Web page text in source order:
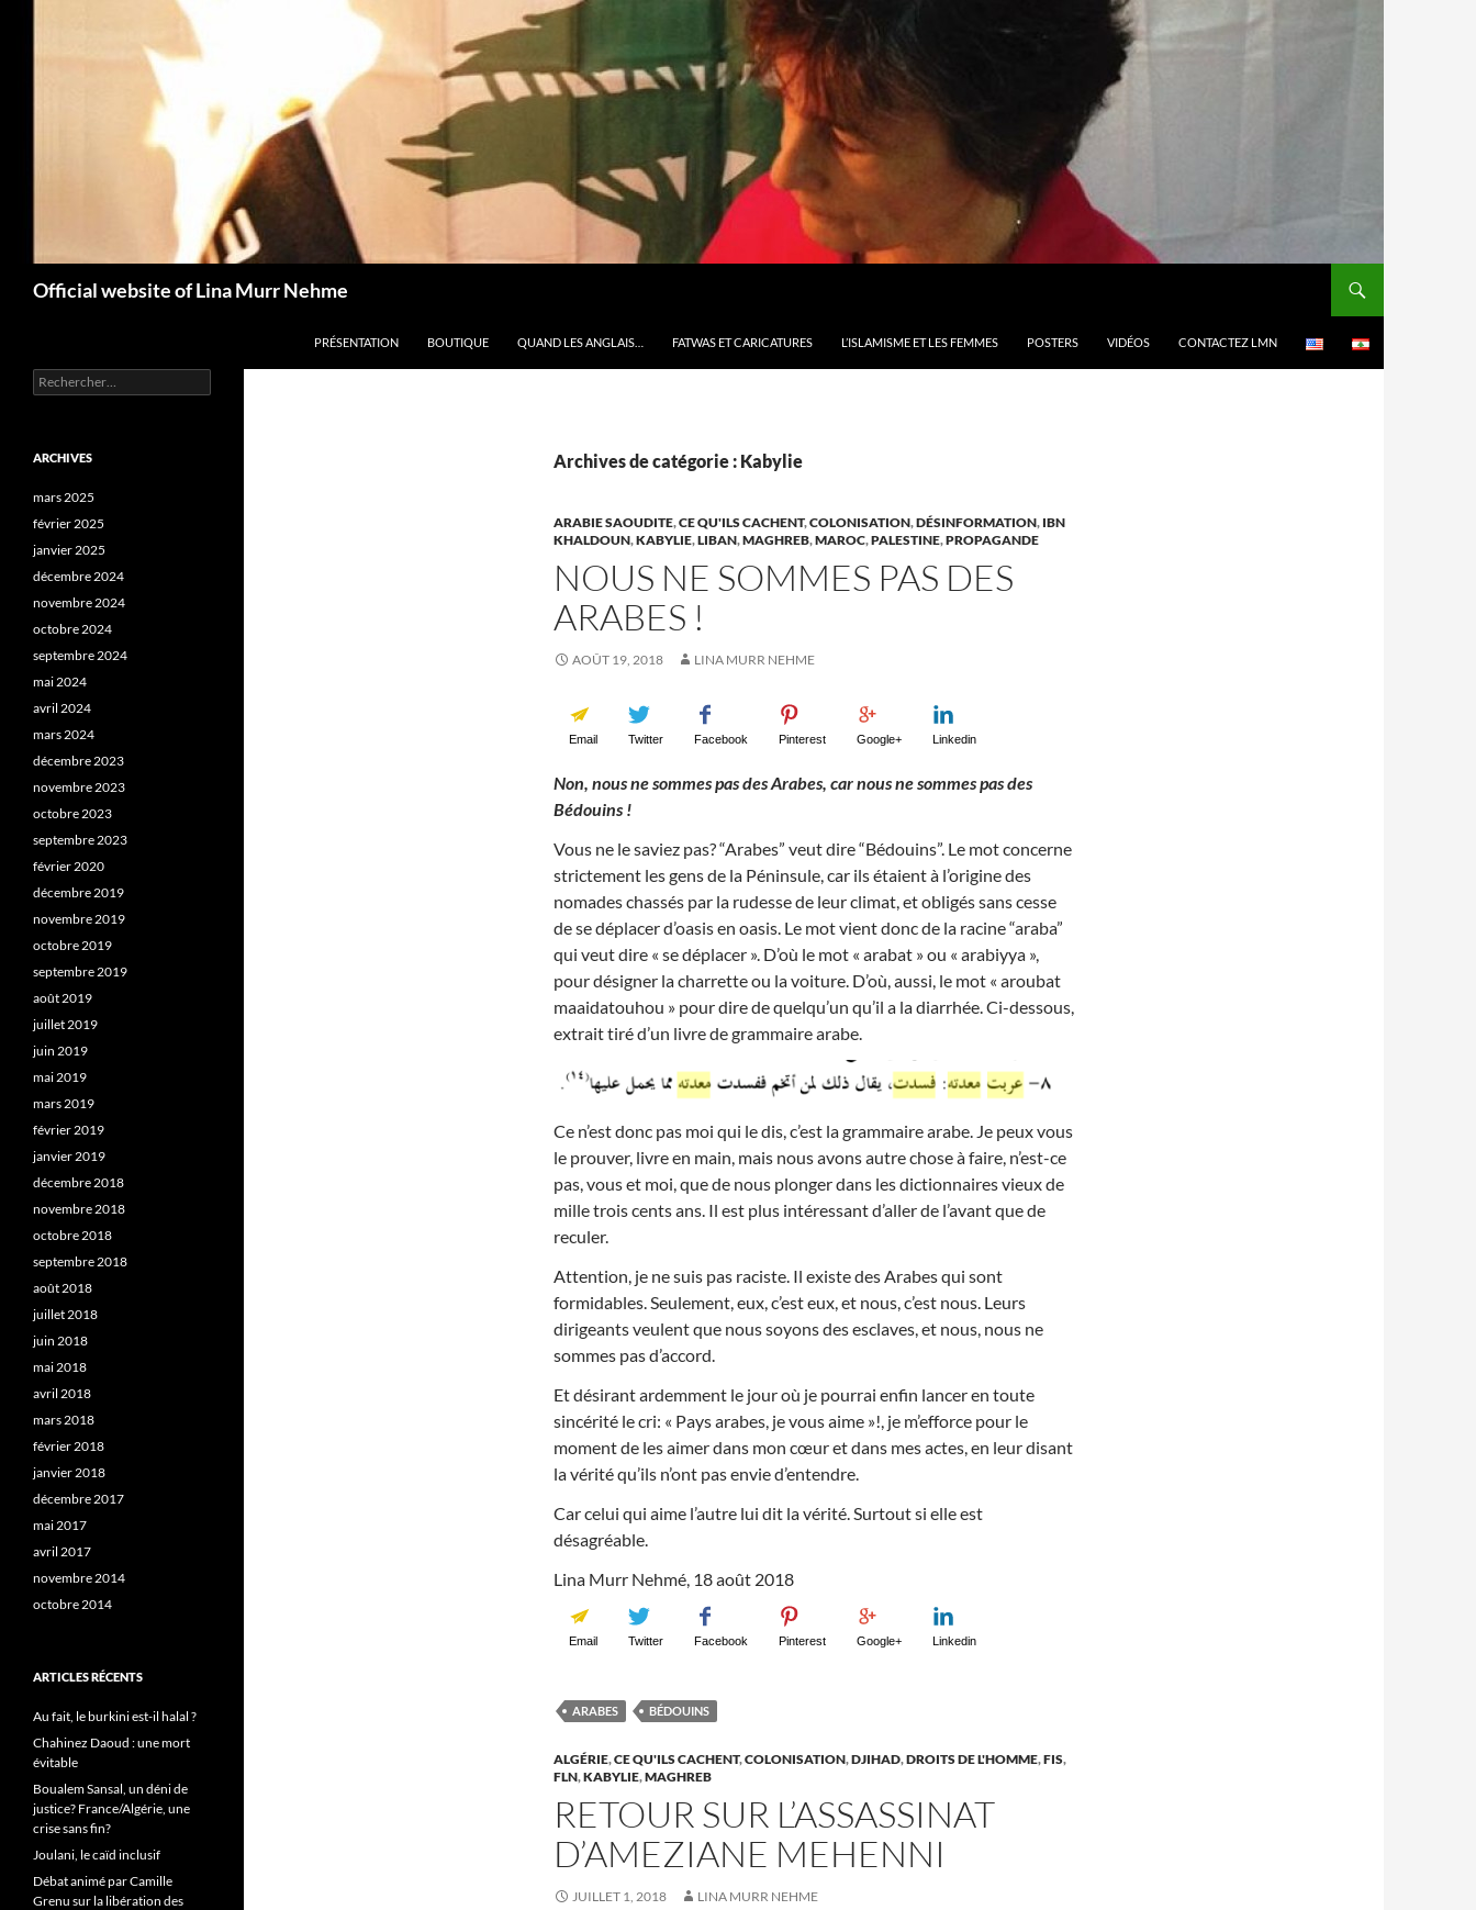
Official website of Lina Murr Nehme
PRÉSENTATION BOUTIQUE QUAND LES ANGLAIS… FATWAS ET CARICATURES L’ISLAMISME ET LES FEMMES POSTERS VIDÉOS CONTACTEZ LMN
Archives de catégorie : Kabylie
ARABIE SAOUDITE,CE QU'ILS CACHENT,COLONISATION,DÉSINFORMATION, IBN
KHALDOUN,KABYLIE,LIBAN,MAGHREB,MAROC,PALESTINE,PROPAGANDE
NOUS NE SOMMES PAS DES
ARABES !
AOÛT 19, 2018 LINA MURR NEHME
Email Twitter Facebook Pinterest Google+ Linkedin
Non, nous ne sommes pas des Arabes, car nous ne sommes pas des
Bédouins !
Vous ne le saviez pas? “Arabes” veut dire “Bédouins”. Le mot concerne
strictement les gens de la Péninsule, car ils étaient à l’origine des
nomades chassés par la rudesse de leur climat, et obligés sans cesse
de se déplacer d’oasis en oasis. Le mot vient donc de la racine “araba”
qui veut dire « se déplacer ». D’où le mot « arabat » ou « arabiyya »,
pour désigner la charrette ou la voiture. D’où, aussi, le mot « aroubat
maaidatouhou » pour dire de quelqu’un qu’il a la diarrhée. Ci-dessous,
extrait tiré d’un livre de grammaire arabe.
Ce n’est donc pas moi qui le dis, c’est la grammaire arabe. Je peux vous
le prouver, livre en main, mais nous avons autre chose à faire, n’est-ce
pas, vous et moi, que de nous plonger dans les dictionnaires vieux de
mille trois cents ans. Il est plus intéressant d’aller de l’avant que de
reculer.
Attention, je ne suis pas raciste. Il existe des Arabes qui sont
formidables. Seulement, eux, c’est eux, et nous, c’est nous. Leurs
dirigeants veulent que nous soyons des esclaves, et nous, nous ne
sommes pas d’accord.
Et désirant ardemment le jour où je pourrai enfin lancer en toute
sincérité le cri: « Pays arabes, je vous aime »!, je m’efforce pour le
moment de les aimer dans mon cœur et dans mes actes, en leur disant
la vérité qu’ils n’ont pas envie d’entendre.
Car celui qui aime l’autre lui dit la vérité. Surtout si elle est
désagréable.
Lina Murr Nehmé, 18 août 2018
Email Twitter Facebook Pinterest Google+ Linkedin
ARABES BÉDOUINS
ALGÉRIE,CE QU'ILS CACHENT,COLONISATION,DJIHAD,DROITS DE L'HOMME,FIS,
FLN,KABYLIE,MAGHREB
RETOUR SUR L’ASSASSINAT
D’AMEZIANE MEHENNI
JUILLET 1, 2018 LINA MURR NEHME
Rechercher :
ARCHIVES
mars 2025
février 2025
janvier 2025
décembre 2024
novembre 2024
octobre 2024
septembre 2024
mai 2024
avril 2024
mars 2024
décembre 2023
novembre 2023
octobre 2023
septembre 2023
février 2020
décembre 2019
novembre 2019
octobre 2019
septembre 2019
août 2019
juillet 2019
juin 2019
mai 2019
mars 2019
février 2019
janvier 2019
décembre 2018
novembre 2018
octobre 2018
septembre 2018
août 2018
juillet 2018
juin 2018
mai 2018
avril 2018
mars 2018
février 2018
janvier 2018
décembre 2017
mai 2017
avril 2017
novembre 2014
octobre 2014
ARTICLES RÉCENTS
Au fait, le burkini est-il halal ?
Chahinez Daoud : une mort
évitable
Boualem Sansal, un déni de
justice? France/Algérie, une
crise sans fin?
Joulani, le caïd inclusif
Débat animé par Camille
Grenu sur la libération des